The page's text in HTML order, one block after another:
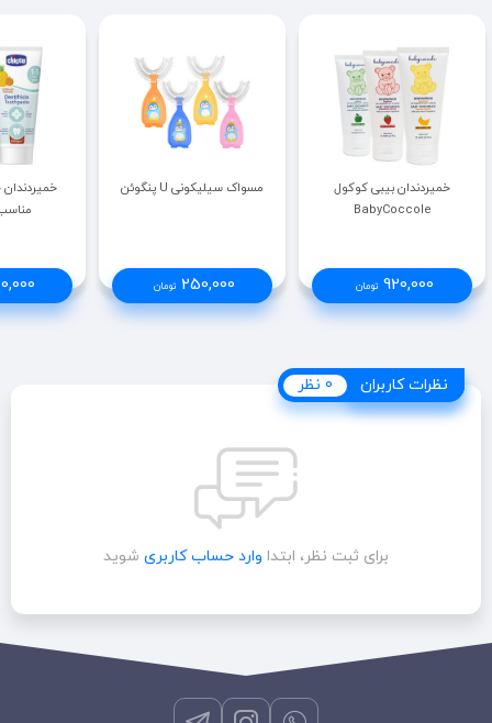
خمیردندان بیبی کوکول
BabyCoccole
920,000 تومان
مسواک سیلیکونی U پنگوئن
250,000 تومان
مناسب 5-1
نظرات کاربران
نظرات کاربران 0 نظر
برای ثبت نظر، ابتدا وارد حساب کاربری شوید